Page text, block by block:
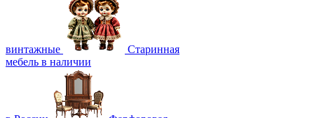
винтажные
Старинная
мебель в наличии